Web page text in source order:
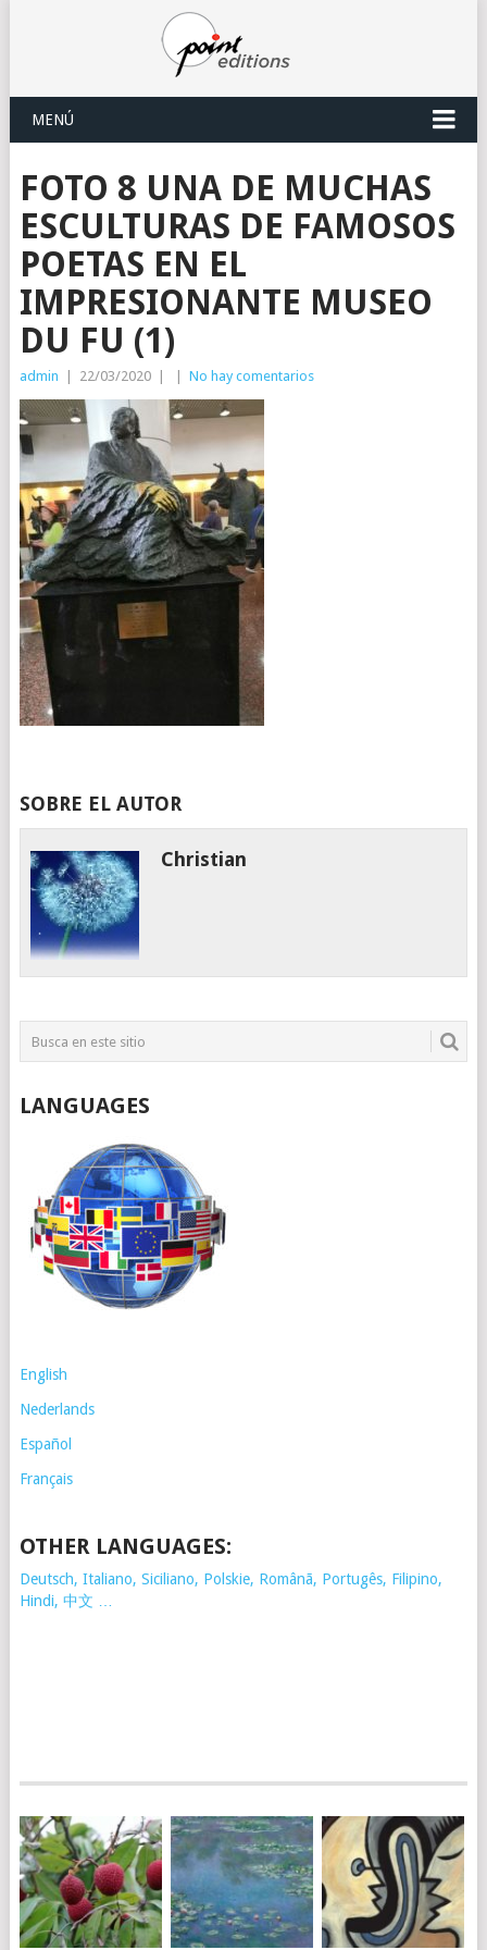
MENÚ
FOTO 8 UNA DE MUCHAS
ESCULTURAS DE FAMOSOS
POETAS EN EL
IMPRESIONANTE MUSEO
DU FU (1)
admin 22/03/2020 No hay comentarios
SOBRE EL AUTOR
Christian
LANGUAGES
English
Nederlands
Español
Français
OTHER LANGUAGES:
Deutsch, Italiano, Siciliano, Polskie, Românã, Portugês, Filipino,
Hindi, 中文 …